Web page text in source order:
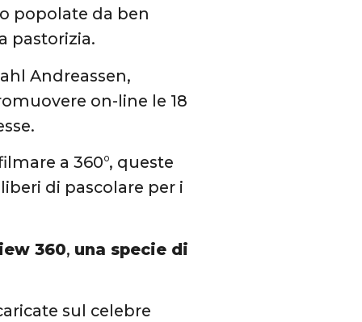
popolate da ben
pastorizia.
Andreassen,
on-line le 18
a 360°, queste
di pascolare per i
360, una specie di
sul celebre